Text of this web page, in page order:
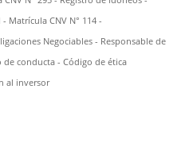
- Matrícula CNV N° 114 -
Negociables - Responsable de
de conducta- Código de ética
al inversor